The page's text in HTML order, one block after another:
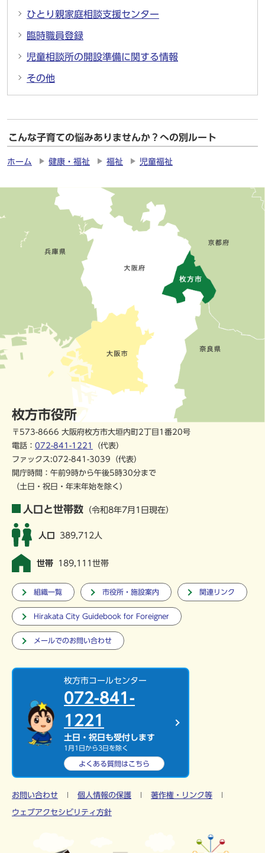
ひとり親家庭相談支援センター
臨時職員登録
児童相談所の開設準備に関する情報
その他
こんな子育ての悩みありませんか？への別ルート
ホーム 健康・福祉 福祉 児童福祉
枚方市役所
〒573-8666 大阪府枚方市大垣内町2丁目1番20号
電話： 072-841-1221
（代表）
ファックス:072-841-3039（代表）
開庁時間：午前9時から午後5時30分まで
（土日・祝日・年末年始を除く）
人口と世帯数 （令和8年7月1日現在）
人口 389,712人
世帯 189,111世帯
組織一覧 市役所・施設案内 関連リンク
Hirakata City Guidebook for Foreigner
メールでのお問い合わせ
枚方市コールセンター
072-841-
1221
土日・祝日も受付します
1月1日から3日を除く
よくある質問はこちら
お問い合わせ 個人情報の保護 著作権・リンク等
ウェブアクセシビリティ方針